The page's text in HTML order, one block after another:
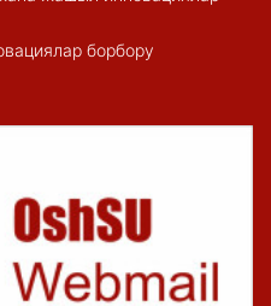
борбору